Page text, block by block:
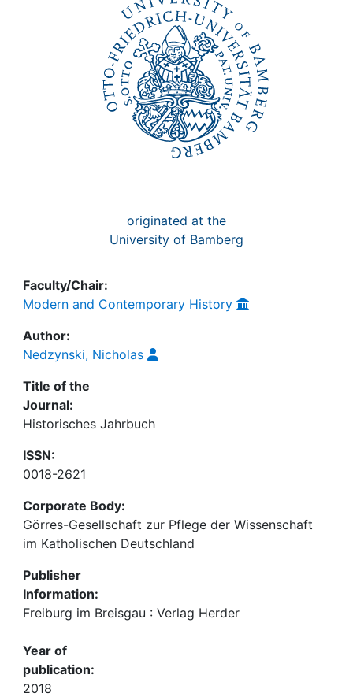
originated at the
University of Bamberg
Faculty/Chair:
Modern and Contemporary History
Author:
Nedzynski, Nicholas
Title of the
Journal:
Historisches Jahrbuch
ISSN:
0018-2621
Corporate Body:
Görres-Gesellschaft zur Pflege der Wissenschaft
im Katholischen Deutschland
Publisher
Information:
Freiburg im Breisgau : Verlag Herder
Year of
publication:
2018